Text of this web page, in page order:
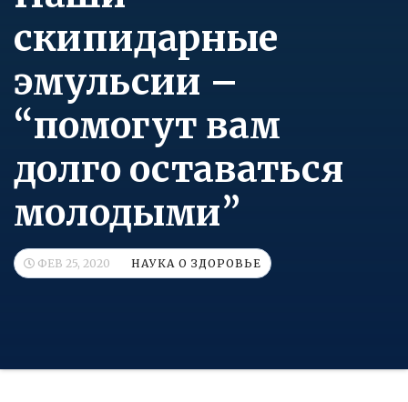
скипидарные
эмульсии –
“помогут вам
долго оставаться
молодыми”
ФЕВ 25, 2020 НАУКА О ЗДОРОВЬЕ